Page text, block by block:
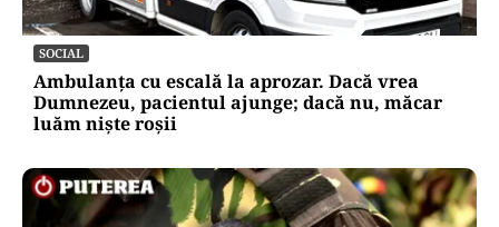
SOCIAL
Ambulanța cu escală la aprozar. Dacă vrea
Dumnezeu, pacientul ajunge; dacă nu, măcar
luăm niște roșii